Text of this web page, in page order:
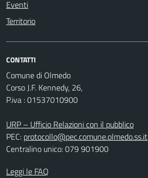
Eventi
Territorio
CONTATTI
Comune di Olmedo
Corso J.F. Kennedy, 26,
P.iva : 01537010900
URP – Ufficio Relazioni con il pubblico
PEC: protocollo@pec.comune.olmedo.ss.it
Centralino unico: 079 901900
Leggi le FAQ